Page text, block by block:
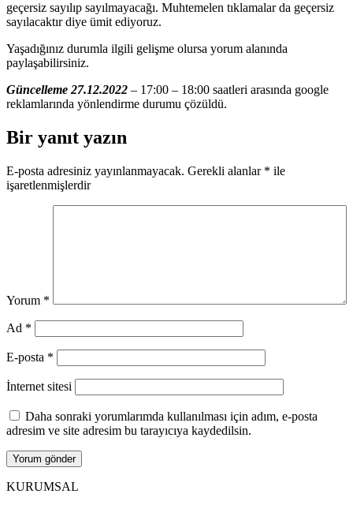
geçersiz sayılıp sayılmayacağı. Muhtemelen tıklamalar da geçersiz
sayılacaktır diye ümit ediyoruz.
Yaşadığınız durumla ilgili gelişme olursa yorum alanında
paylaşabilirsiniz.
Güncelleme 27.12.2022 – 17:00 – 18:00 saatleri arasında google
reklamlarında yönlendirme durumu çözüldü.
Bir yanıt yazın
E-posta adresiniz yayınlanmayacak. Gerekli alanlar * ile
işaretlenmişlerdir
Yorum *
Ad *
E-posta *
İnternet sitesi
Daha sonraki yorumlarımda kullanılması için adım, e-posta
adresim ve site adresim bu tarayıcıya kaydedilsin.
KURUMSAL